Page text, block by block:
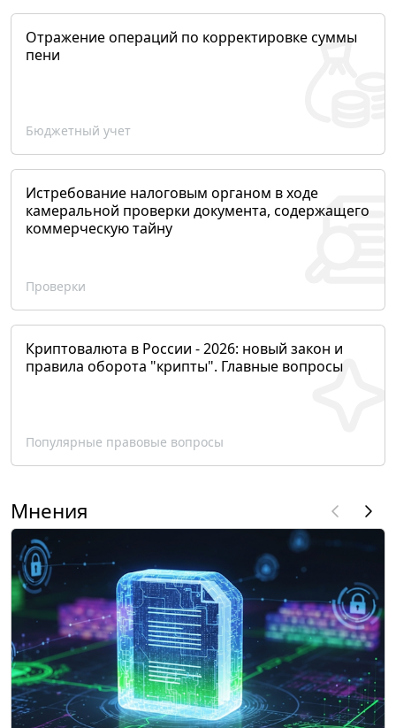
Отражение операций по корректировке суммы
пени
Бюджетный учет
Истребование налоговым органом в ходе
камеральной проверки документа, содержащего
коммерческую тайну
Проверки
Криптовалюта в России - 2026: новый закон и
правила оборота "крипты". Главные вопросы
Популярные правовые вопросы
Мнения